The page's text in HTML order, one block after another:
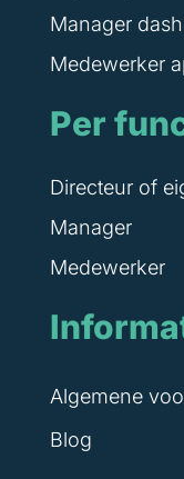
Manager
Medewerker
Per
Directeur of
Manager
Medewerker
Algemene
Blog